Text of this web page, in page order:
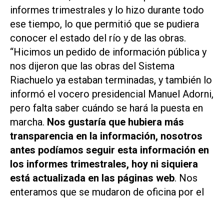
informes trimestrales y lo hizo durante todo
ese tiempo, lo que permitió que se pudiera
conocer el estado del río y de las obras.
“Hicimos un pedido de información pública y
nos dijeron que las obras del Sistema
Riachuelo ya estaban terminadas, y también lo
informó el vocero presidencial Manuel Adorni,
pero falta saber cuándo se hará la puesta en
marcha. Nos gustaría que hubiera más
transparencia en la información, nosotros
antes podíamos seguir esta información en
los informes trimestrales, hoy ni siquiera
está actualizada en las páginas web. Nos
enteramos que se mudaron de oficina por el